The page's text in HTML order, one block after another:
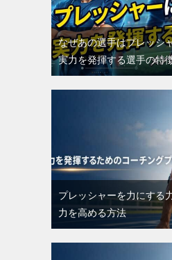
なぜあの選手はプレッシ
実力を発揮する選手の特
プレッシャーを力にする
力を高める方法